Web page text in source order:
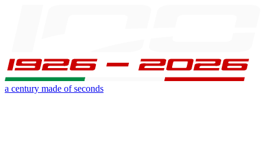
a century made of seconds